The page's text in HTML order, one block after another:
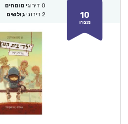
10
מצוין
0 דירוגי מומחים
2 דירוגי גולשים